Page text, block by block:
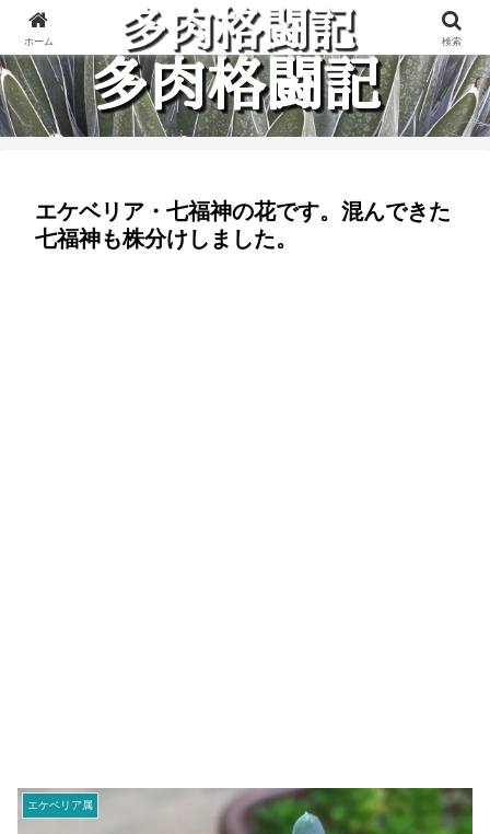
多肉植物と楽しく格闘している記録です。
エケベリア・七福神の花です。混んできた
七福神も株分けしました。
エケベリア属
ホーム 検索